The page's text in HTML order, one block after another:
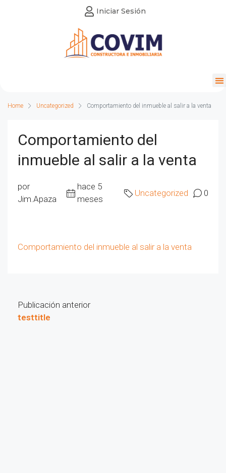
Iniciar Sesión
Home Uncategorized Comportamiento del inmueble al salir a la venta
Comportamiento del
inmueble al salir a la venta
por
Jim.Apaza
hace 5
meses
Uncategorized 0
Comportamiento del inmueble al salir a la venta
Publicación anterior
testtitle